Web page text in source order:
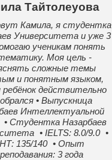
Тайтолеуова
Камила, я студентка
Университета и уже 3
ученикам понять
Моя цель -
сложные темы
и понятным языком,
действительно
• Выпускница
Интеллектуальной
Студентка Назарбаев
• IELTS: 8.0/9.0 •
135/140 • Опыт
3 года